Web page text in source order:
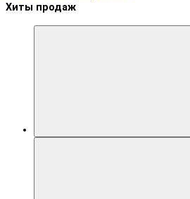
Хиты продаж